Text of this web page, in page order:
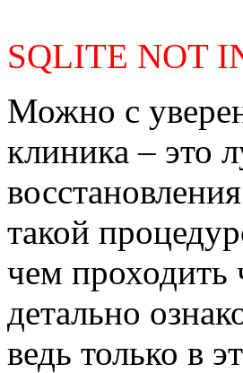
SQLITE NOT
Можно с
клиника – это
такой
чем проходить
детально
ведь только в